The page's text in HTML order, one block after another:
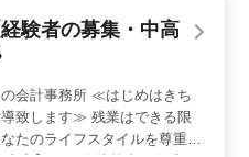
の方も歓迎され、経験を
働きやすさ重視＞ 残業
に力を入れています。仕
験者の募集・中高
の会計事務所 ≪はじめはきち
致します≫ 残業はできる限
たのライフスタイルを尊重し